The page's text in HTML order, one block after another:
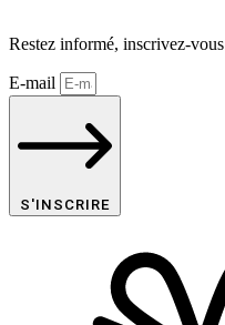
Restez informé, inscrivez-vous
E-mail
S'INSCRIRE